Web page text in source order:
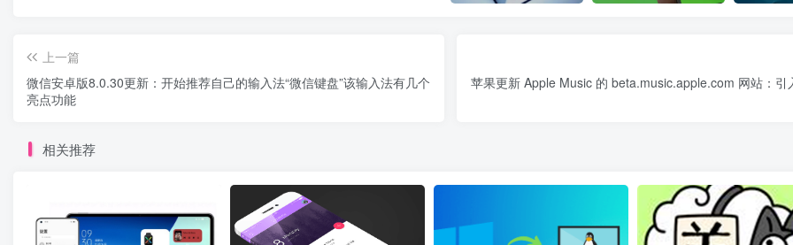
上一篇
微信安卓版8.0.30更新：开始推荐自己的输入法“微信键盘”该输入法有几个
亮点功能
苹果更新 Apple Music 的 beta.music.apple.com 网站：引
相关推荐